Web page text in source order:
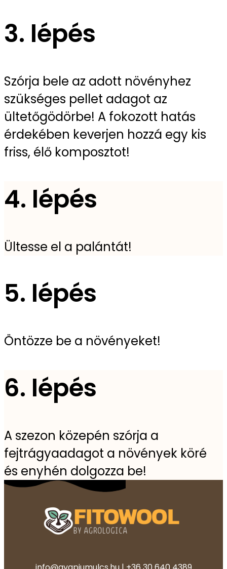
3. lépés
Szórja bele az adott növényhez
szükséges pellet adagot az
ültetőgödörbe! A fokozott hatás
érdekében keverjen hozzá egy kis
friss, élő komposztot!
4. lépés
Ültesse el a palántát!
5. lépés
Öntözze be a növényeket!
6. lépés
A szezon közepén szórja a
fejtrágyaadagot a növények köré
és enyhén dolgozza be!